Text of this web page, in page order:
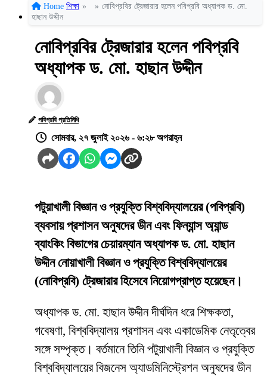
Home শিক্ষা » » নোবিপ্রবির ট্রেজারার হলেন পবিপ্রবি অধ্যাপক ড. মো.
হাছান উদ্দীন
নোবিপ্রবির ট্রেজারার হলেন পবিপ্রবি
অধ্যাপক ড. মো. হাছান উদ্দীন
পবিপ্রবি প্রতিনিধি
সোমবার, ২৭ জুলাই ২০২৬ - ৬:২৮ অপরাহ্ন
পটুয়াখালী বিজ্ঞান ও প্রযুক্তি বিশ্ববিদ্যালয়ের (পবিপ্রবি)
ব্যবসায় প্রশাসন অনুষদের ডীন এবং ফিন্যান্স অ্যান্ড
ব্যাংকিং বিভাগের চেয়ারম্যান অধ্যাপক ড. মো. হাছান
উদ্দীন নোয়াখালী বিজ্ঞান ও প্রযুক্তি বিশ্ববিদ্যালয়ের
(নোবিপ্রবি) ট্রেজারার হিসেবে নিয়োগপ্রাপ্ত হয়েছেন।
অধ্যাপক ড. মো. হাছান উদ্দীন দীর্ঘদিন ধরে শিক্ষকতা,
গবেষণা, বিশ্ববিদ্যালয় প্রশাসন এবং একাডেমিক নেতৃত্বের
সঙ্গে সম্পৃক্ত। বর্তমানে তিনি পটুয়াখালী বিজ্ঞান ও প্রযুক্তি
বিশ্ববিদ্যালয়ের বিজনেস অ্যাডমিনিস্ট্রেশন অনুষদের ডীন